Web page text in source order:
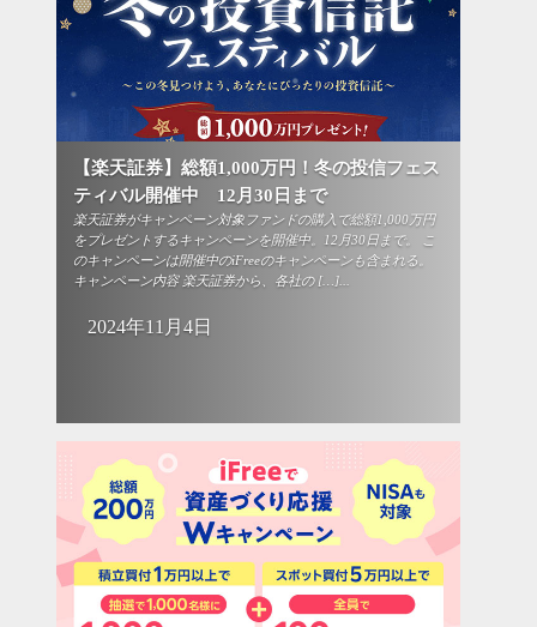
【楽天証券】総額1,000万円！冬の投信フェス
ティバル開催中 12月30日まで
楽天証券がキャンペーン対象ファンドの購入で総額1,000万円
をプレゼントするキャンペーンを開催中。12月30日まで。 こ
のキャンペーンは開催中のiFreeのキャンペーンも含まれる。
キャンペーン内容 楽天証券から、各社の […]...
2024年11月4日